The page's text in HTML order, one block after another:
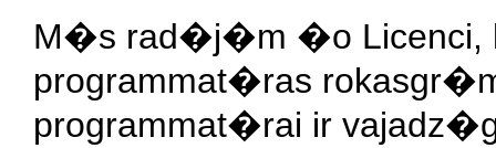
M�s rad�j�m �o Licenci,
programmat�ras
programmat�rai ir